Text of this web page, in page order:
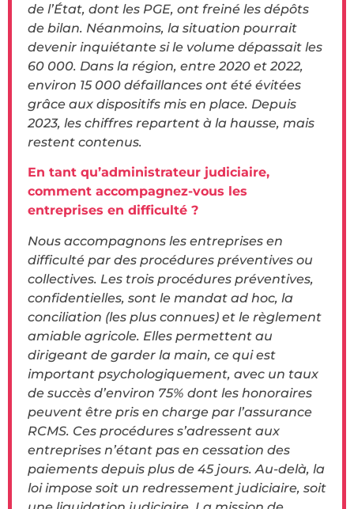
de l’État, dont les PGE, ont freiné les dépôts
de bilan. Néanmoins, la situation pourrait
devenir inquiétante si le volume dépassait les
60 000. Dans la région, entre 2020 et 2022,
environ 15 000 défaillances ont été évitées
grâce aux dispositifs mis en place. Depuis
2023, les chiffres repartent à la hausse, mais
restent contenus.
En tant qu’administrateur judiciaire,
comment accompagnez-vous les
entreprises en difficulté ?
Nous accompagnons les entreprises en
difficulté par des procédures préventives ou
collectives. Les trois procédures préventives,
confidentielles, sont le mandat ad hoc, la
conciliation (les plus connues) et le règlement
amiable agricole. Elles permettent au
dirigeant de garder la main, ce qui est
important psychologiquement, avec un taux
de succès d’environ 75% dont les honoraires
peuvent être pris en charge par l’assurance
RCMS. Ces procédures s’adressent aux
entreprises n’étant pas en cessation des
paiements depuis plus de 45 jours. Au-delà, la
loi impose soit un redressement judiciaire, soit